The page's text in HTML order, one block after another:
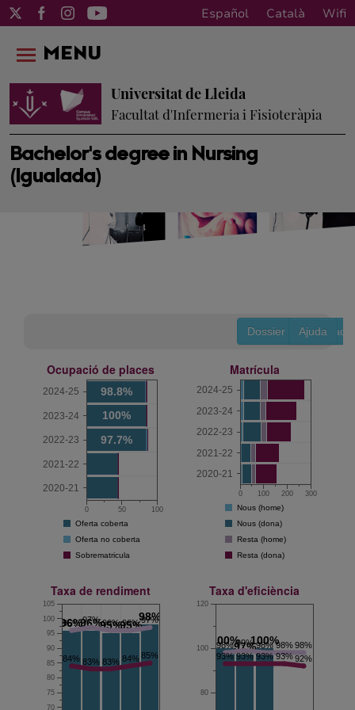
Español Català Wifi
Bachelor's degree in Nursing
(Igualada)
Universitat de Lleida
Facultat d'Infermeria i Fisioteràpia
MENU